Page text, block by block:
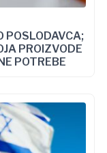
POSLODAVCA;
PROIZVODE
POTREBE